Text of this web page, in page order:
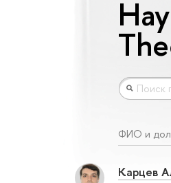
ФИО и
Карцев